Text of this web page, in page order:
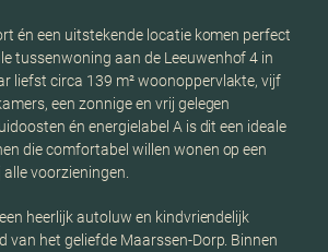
én een uitstekende locatie komen perfect
tussenwoning aan de Leeuwenhof 4 in
liefst circa 139 m² woonoppervlakte, vijf
een zonnige en vrij gelegen
én energielabel A is dit een ideale
die comfortabel willen wonen op een
voorzieningen.
heerlijk autoluw en kindvriendelijk
van het geliefde Maarssen-Dorp. Binnen